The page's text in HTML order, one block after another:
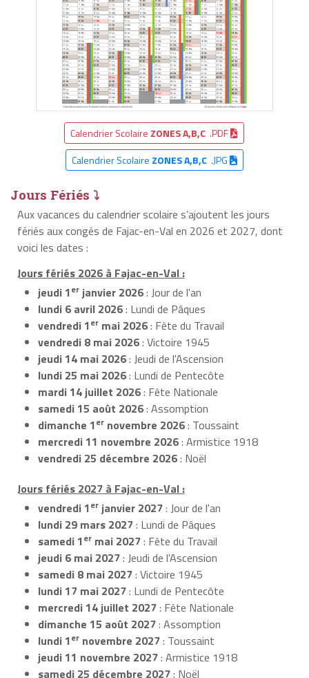
Calendrier Scolaire ZONES A,B,C .PDF
Calendrier Scolaire ZONES A,B,C.JPG
Jours Fériés ⤵
Aux vacances du calendrier scolaire s’ajoutent les jours
fériés aux congés de Fajac-en-Val en 2026 et 2027, dont
voici les dates :
Jours fériés 2026 à Fajac-en-Val :
jeudi 1er janvier 2026: Jour de l'an
lundi 6 avril 2026: Lundi de Pâques
vendredi 1er mai 2026: Fête du Travail
vendredi 8 mai 2026: Victoire 1945
jeudi 14 mai 2026: Jeudi de l'Ascension
lundi 25 mai 2026: Lundi de Pentecôte
mardi 14 juillet 2026: Fête Nationale
samedi 15 août 2026: Assomption
dimanche 1er novembre 2026: Toussaint
mercredi 11 novembre 2026: Armistice 1918
vendredi 25 décembre 2026: Noël
Jours fériés 2027 à Fajac-en-Val :
vendredi 1er janvier 2027: Jour de l'an
lundi 29 mars 2027: Lundi de Pâques
samedi 1er mai 2027: Fête du Travail
jeudi 6 mai 2027: Jeudi de l'Ascension
samedi 8 mai 2027: Victoire 1945
lundi 17 mai 2027: Lundi de Pentecôte
mercredi 14 juillet 2027: Fête Nationale
dimanche 15 août 2027: Assomption
lundi 1er novembre 2027: Toussaint
jeudi 11 novembre 2027: Armistice 1918
samedi 25 décembre 2027: Noël